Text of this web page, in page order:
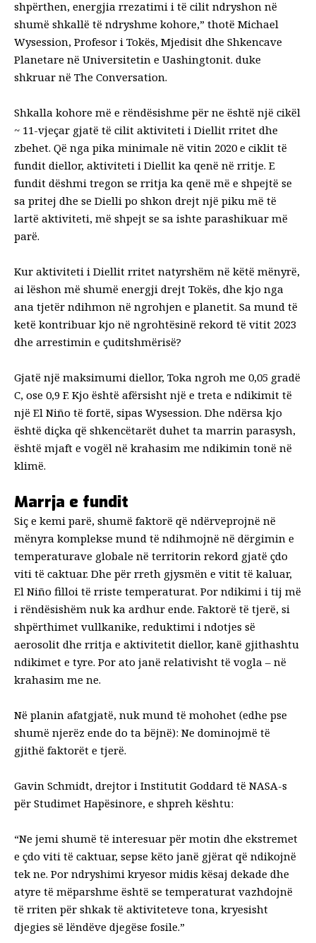
shpërthen, energjia rrezatimi i të cilit ndryshon në
shumë shkallë të ndryshme kohore,” thotë Michael
Wysession, Profesor i Tokës, Mjedisit dhe Shkencave
Planetare në Universitetin e Uashingtonit. duke
shkruar në The Conversation.
Shkalla kohore më e rëndësishme për ne është një cikël
~ 11-vjeçar gjatë të cilit aktiviteti i Diellit rritet dhe
zbehet. Që nga pika minimale në vitin 2020 e ciklit të
fundit diellor, aktiviteti i Diellit ka qenë në rritje. E
fundit dëshmi tregon se rritja ka qenë më e shpejtë se
sa pritej dhe se Dielli po shkon drejt një piku më të
lartë aktiviteti, më shpejt se sa ishte parashikuar më
parë.
Kur aktiviteti i Diellit rritet natyrshëm në këtë mënyrë,
ai lëshon më shumë energji drejt Tokës, dhe kjo nga
ana tjetër ndihmon në ngrohjen e planetit. Sa mund të
ketë kontribuar kjo në ngrohtësinë rekord të vitit 2023
dhe arrestimin e çuditshmërisë?
Gjatë një maksimumi diellor, Toka ngroh me 0,05 gradë
C, ose 0,9 F. Kjo është afërsisht një e treta e ndikimit të
një El Niño të fortë, sipas Wysession. Dhe ndërsa kjo
është diçka që shkencëtarët duhet ta marrin parasysh,
është mjaft e vogël në krahasim me ndikimin tonë në
klimë.
Marrja e fundit
Siç e kemi parë, shumë faktorë që ndërveprojnë në
mënyra komplekse mund të ndihmojnë në dërgimin e
temperaturave globale në territorin rekord gjatë çdo
viti të caktuar. Dhe për rreth gjysmën e vitit të kaluar,
El Niño filloi të rriste temperaturat. Por ndikimi i tij më
i rëndësishëm nuk ka ardhur ende. Faktorë të tjerë, si
shpërthimet vullkanike, reduktimi i ndotjes së
aerosolit dhe rritja e aktivitetit diellor, kanë gjithashtu
ndikimet e tyre. Por ato janë relativisht të vogla – në
krahasim me ne.
Në planin afatgjatë, nuk mund të mohohet (edhe pse
shumë njerëz ende do ta bëjnë): Ne dominojmë të
gjithë faktorët e tjerë.
Gavin Schmidt, drejtor i Institutit Goddard të NASA-s
për Studimet Hapësinore, e shpreh kështu:
“Ne jemi shumë të interesuar për motin dhe ekstremet
e çdo viti të caktuar, sepse këto janë gjërat që ndikojnë
tek ne. Por ndryshimi kryesor midis kësaj dekade dhe
atyre të mëparshme është se temperaturat vazhdojnë
të rriten për shkak të aktiviteteve tona, kryesisht
djegies së lëndëve djegëse fosile.”